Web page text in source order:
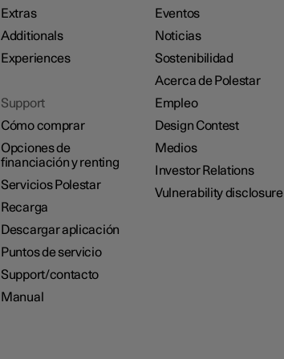
Extras
Additionals
Experiences
Support
Cómo comprar
Opciones de
financiación y renting
Servicios Polestar
Recarga
Descargar aplicación
Puntos de servicio
Support/contacto
Manual
Eventos
Noticias
Sostenibilidad
Acerca de Polestar
Empleo
Design Contest
Medios
Investor Relations
Vulnerability disclosure